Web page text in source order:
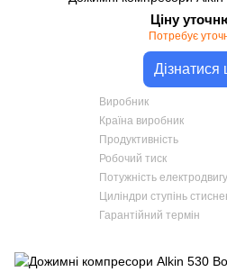
Ціну
Потребує
Дізнатися
Виробник
Країна виробник
Продуктивність
Робочий тиск
Потужність
Циліндри ступінь
Гарантійний термін